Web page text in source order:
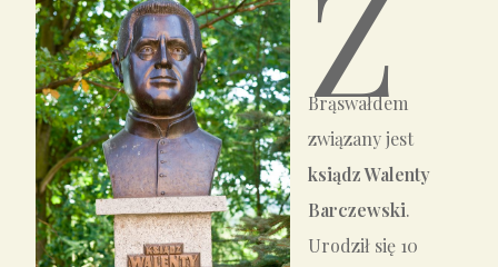
Brąswałdem
związany jest
ksiądz Walenty
Barczewski.
Urodził się 10